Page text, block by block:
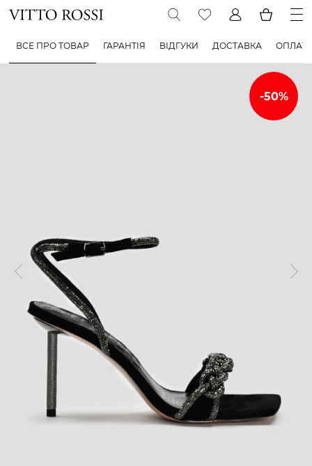
ВСЕ ПРО ТОВАР ГАРАНТІЯ ВІДГУКИ ДОСТАВКА